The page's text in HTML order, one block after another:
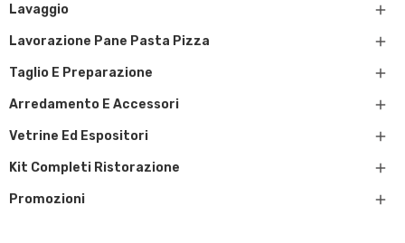
Lavaggio 
Lavorazione Pane Pasta Pizza 
Taglio E Preparazione 
Arredamento E Accessori 
Vetrine Ed Espositori 
Kit Completi Ristorazione 
Promozioni 